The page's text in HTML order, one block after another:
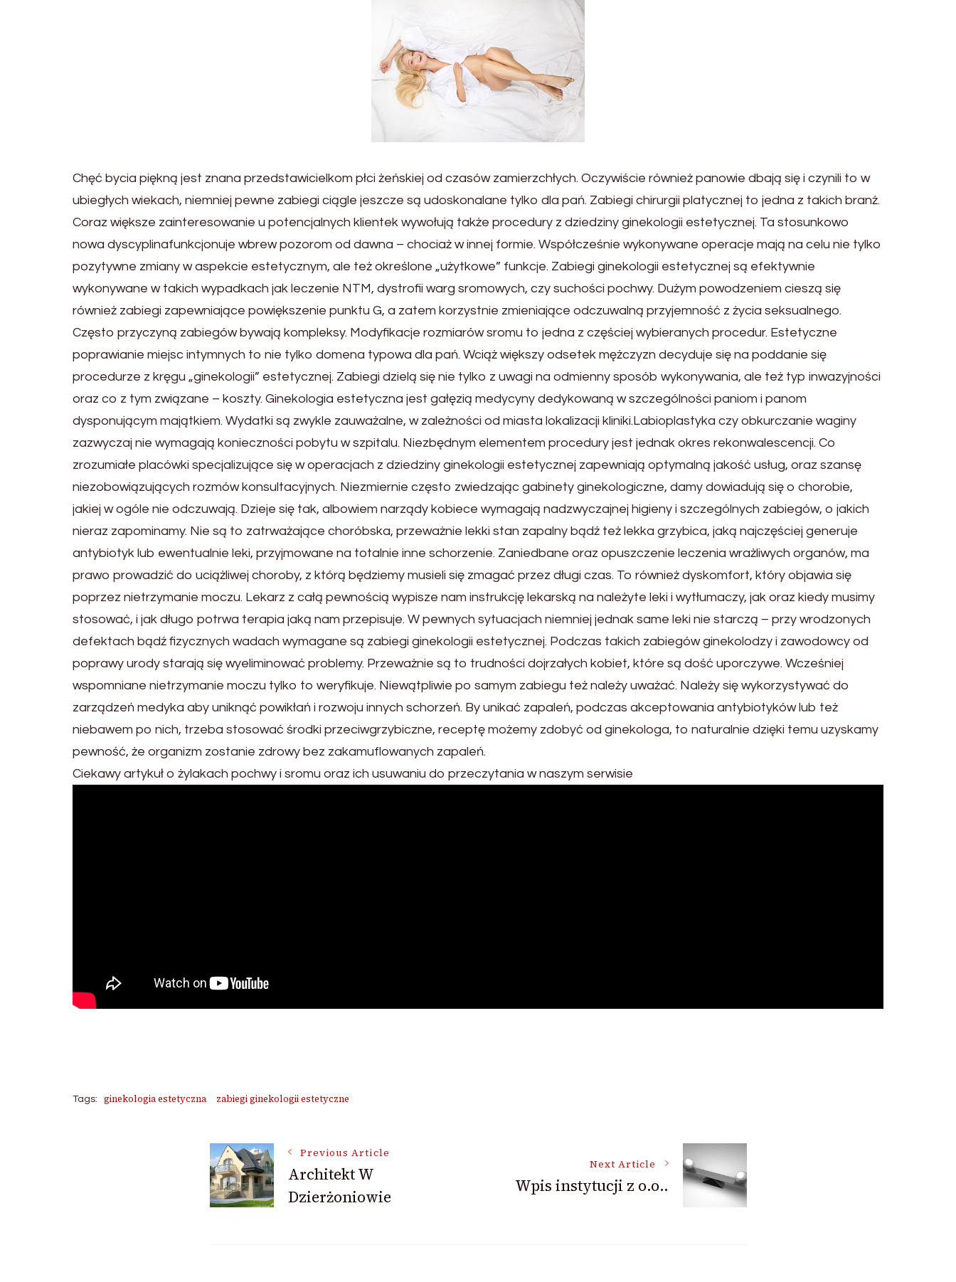
Chęć bycia piękną jest znana przedstawicielkom płci żeńskiej od czasów zamierzchłych. Oczywiście również panowie dbają się i czynili to w
ubiegłych wiekach, niemniej pewne zabiegi ciągle jeszcze są udoskonalane tylko dla pań. Zabiegi chirurgii platycznej to jedna z takich branż.
Coraz większe zainteresowanie u potencjalnych klientek wywołują także procedury z dziedziny ginekologii estetycznej. Ta stosunkowo
nowa dyscyplinafunkcjonuje wbrew pozorom od dawna – chociaż w innej formie. Współcześnie wykonywane operacje mają na celu nie tylko
pozytywne zmiany w aspekcie estetycznym, ale też określone „użytkowe” funkcje. Zabiegi ginekologii estetycznej są efektywnie
wykonywane w takich wypadkach jak leczenie NTM, dystrofii warg sromowych, czy suchości pochwy. Dużym powodzeniem cieszą się
również zabiegi zapewniające powiększenie punktu G, a zatem korzystnie zmieniające odczuwalną przyjemność z życia seksualnego.
Często przyczyną zabiegów bywają kompleksy. Modyfikacje rozmiarów sromu to jedna z częściej wybieranych procedur. Estetyczne
poprawianie miejsc intymnych to nie tylko domena typowa dla pań. Wciąż większy odsetek mężczyzn decyduje się na poddanie się
procedurze z kręgu „ginekologii” estetycznej. Zabiegi dzielą się nie tylko z uwagi na odmienny sposób wykonywania, ale też typ inwazyjności
oraz co z tym związane – koszty. Ginekologia estetyczna jest gałęzią medycyny dedykowaną w szczególności paniom i panom
dysponującym majątkiem. Wydatki są zwykle zauważalne, w zależności od miasta lokalizacji kliniki.Labioplastyka czy obkurczanie waginy
zazwyczaj nie wymagają konieczności pobytu w szpitalu. Niezbędnym elementem procedury jest jednak okres rekonwalescencji. Co
zrozumiałe placówki specjalizujące się w operacjach z dziedziny ginekologii estetycznej zapewniają optymalną jakość usług, oraz szansę
niezobowiązujących rozmów konsultacyjnych. Niezmiernie często zwiedzając gabinety ginekologiczne, damy dowiadują się o chorobie,
jakiej w ogóle nie odczuwają. Dzieje się tak, albowiem narządy kobiece wymagają nadzwyczajnej higieny i szczególnych zabiegów, o jakich
nieraz zapominamy. Nie są to zatrważające choróbska, przeważnie lekki stan zapalny bądź też lekka grzybica, jaką najczęściej generuje
antybiotyk lub ewentualnie leki, przyjmowane na totalnie inne schorzenie. Zaniedbane oraz opuszczenie leczenia wrażliwych organów, ma
prawo prowadzić do uciążliwej choroby, z którą będziemy musieli się zmagać przez długi czas. To również dyskomfort, który objawia się
poprzez nietrzymanie moczu. Lekarz z całą pewnością wypisze nam instrukcję lekarską na należyte leki i wytłumaczy, jak oraz kiedy musimy
stosować, i jak długo potrwa terapia jaką nam przepisuje. W pewnych sytuacjach niemniej jednak same leki nie starczą – przy wrodzonych
defektach bądź fizycznych wadach wymagane są zabiegi ginekologii estetycznej. Podczas takich zabiegów ginekolodzy i zawodowcy od
poprawy urody starają się wyeliminować problemy. Przeważnie są to trudności dojrzałych kobiet, które są dość uporczywe. Wcześniej
wspomniane nietrzymanie moczu tylko to weryfikuje. Niewątpliwie po samym zabiegu też należy uważać. Należy się wykorzystywać do
zarządzeń medyka aby uniknąć powikłań i rozwoju innych schorzeń. By unikać zapaleń, podczas akceptowania antybiotyków lub też
niebawem po nich, trzeba stosować środki przeciwgrzybiczne, receptę możemy zdobyć od ginekologa, to naturalnie dzięki temu uzyskamy
pewność, że organizm zostanie zdrowy bez zakamuflowanych zapaleń.
Ciekawy artykuł o żylakach pochwy i sromu oraz ich usuwaniu do przeczytania w naszym serwisie
Tags: ginekologia estetyczna zabiegi ginekologii estetyczne
Post
Navigation
Previous Article
Architekt W
Dzierżoniowie
Next Article
Wpis instytucji z o.o..